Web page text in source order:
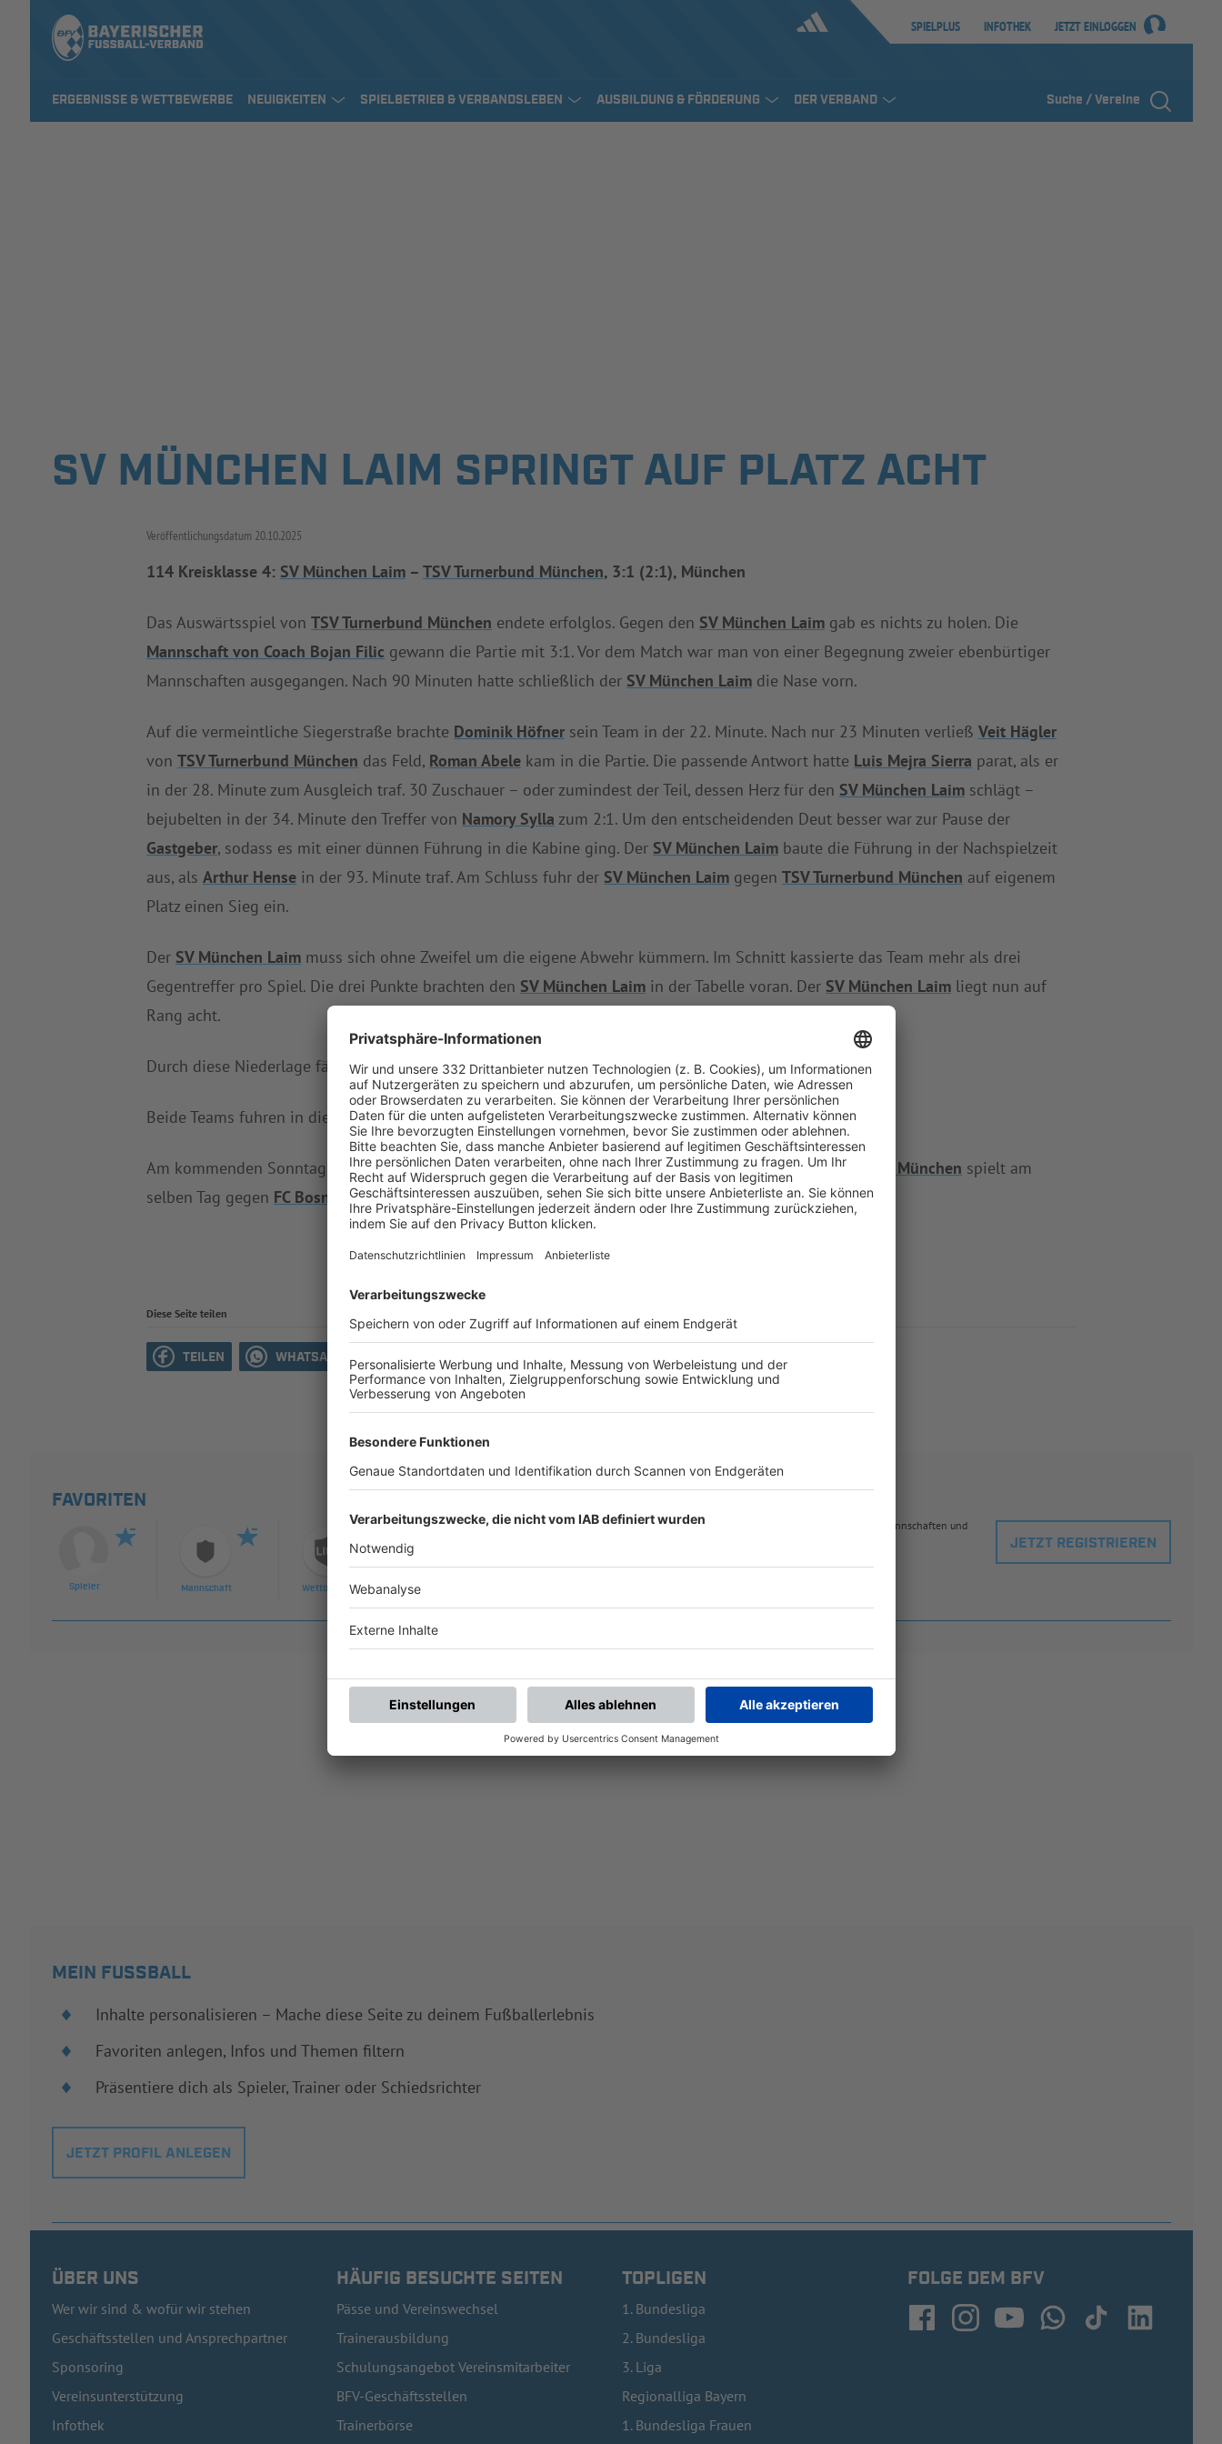
SPIELPLUS INFOTHEK JETZT EINLOGGEN
ERGEBNISSE & WETTBEWERBE NEUIGKEITEN SPIELBETRIEB & VERBANDSLEBEN AUSBILDUNG & FÖRDERUNG DER VERBAND Suche / Vereine
SV MÜNCHEN LAIM SPRINGT AUF PLATZ ACHT
Veröffentlichungsdatum 20.10.2025
114 Kreisklasse 4: SV München Laim –TSV Turnerbund München, 3:1 (2:1), München
Das Auswärtsspiel vonTSV Turnerbund München endete erfolglos. Gegen den SV München Laim gab es nichts zu holen. Die
Mannschaft von Coach Bojan Filic gewann die Partie mit 3:1. Vor dem Match war man von einer Begegnung zweier ebenbürtiger
Mannschaften ausgegangen. Nach 90 Minuten hatte schließlich der SV München Laim die Nase vorn.
Auf die vermeintliche Siegerstraße brachte Dominik Höfner sein Team in der 22. Minute. Nach nur 23 Minuten verließVeit Hägler
vonTSV Turnerbund München das Feld, Roman Abele kam in die Partie. Die passende Antwort hatte Luis Mejra Sierra parat, als er
in der 28. Minute zum Ausgleich traf. 30 Zuschauer – oder zumindest der Teil, dessen Herz für den SV München Laim schlägt –
bejubelten in der 34. Minute den Treffer von Namory Sylla zum 2:1. Um den entscheidenden Deut besser war zur Pause der
Gastgeber, sodass es mit einer dünnen Führung in die Kabine ging. Der SV München Laim baute die Führung in der Nachspielzeit
aus, alsArthur Hense in der 93. Minute traf. Am Schluss fuhr der SV München Laim gegenTSV Turnerbund München auf eigenem
Platz einen Sieg ein.
Der SV München Laim muss sich ohne Zweifel um die eigene Abwehr kümmern. Im Schnitt kassierte das Team mehr als drei
Gegentreffer pro Spiel. Die drei Punkte brachten den SV München Laim in der Tabelle voran. Der SV München Laim liegt nun auf
Rang acht.
Durch diese Niederlage fällt TSV Turnerbund Münchenin der Tabelle auf Platz neun zurück.
Beide Teams fuhren in dieser Saison bisher vier Siege ein.
Am kommenden Sonntag trifft derSV München Laimauf dieReserve von TSV Mün.-Solln,TSV Turnerbund München spielt am
selben Tag gegen FC Bosna H. Mün.
Diese Seite teilen
TEILEN WHATSAPP MAIL
FAVORITEN
Spieler Mannschaft Wettbewerb
Nach der Registrierung kannst du dir Favoriten setzen. So bist du ganz nah an deinen Lieblingsspielern, Mannschaften und
JETZT REGISTRIEREN
MEIN FUSSBALL
Inhalte personalisieren – Mache diese Seite zu deinem Fußballerlebnis
Favoriten anlegen, Infos und Themen filtern
Präsentiere dich als Spieler, Trainer oder Schiedsrichter
JETZT PROFIL ANLEGEN
ÜBER UNS
Wer wir sind & wofür wir stehen
Geschäftsstellen und Ansprechpartner
Sponsoring
Vereinsunterstützung
Infothek
HÄUFIG BESUCHTE SEITEN
Pässe und Vereinswechsel
Trainerausbildung
Schulungsangebot Vereinsmitarbeiter
BFV-Geschäftsstellen
Trainerbörse
TOPLIGEN
1. Bundesliga
2. Bundesliga
3. Liga
Regionalliga Bayern
1. Bundesliga Frauen
FOLGE DEM BFV